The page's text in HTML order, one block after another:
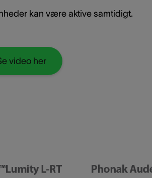
kan være aktive samtidigt.
video her